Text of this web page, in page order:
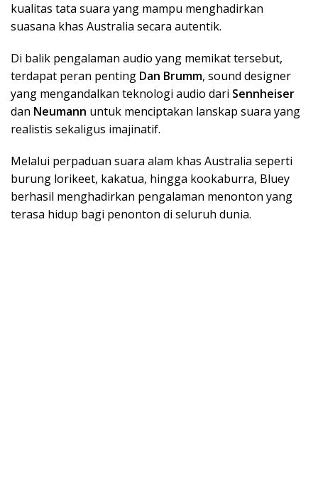
kualitas tata suara yang mampu menghadirkan
suasana khas Australia secara autentik.
Di balik pengalaman audio yang memikat tersebut,
terdapat peran penting Dan Brumm, sound designer
yang mengandalkan teknologi audio dari Sennheiser
dan Neumann untuk menciptakan lanskap suara yang
realistis sekaligus imajinatif.
Melalui perpaduan suara alam khas Australia seperti
burung lorikeet, kakatua, hingga kookaburra, Bluey
berhasil menghadirkan pengalaman menonton yang
terasa hidup bagi penonton di seluruh dunia.